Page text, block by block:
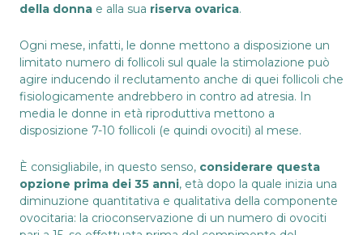
della donna e alla sua riserva ovarica.
Ogni mese, infatti, le donne mettono a disposizione un
limitato numero di follicoli sul quale la stimolazione può
agire inducendo il reclutamento anche di quei follicoli che
fisiologicamente andrebbero in contro ad atresia. In
media le donne in età riproduttiva mettono a
disposizione 7-10 follicoli (e quindi ovociti) al mese.
È consigliabile, in questo senso, considerare questa
opzione prima dei 35 anni, età dopo la quale inizia una
diminuzione quantitativa e qualitativa della componente
ovocitaria: la crioconservazione di un numero di ovociti